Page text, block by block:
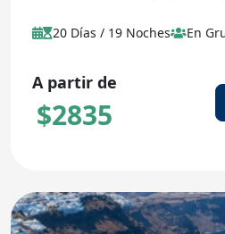
20 Días / 19 Noches En
A partir de
$2835